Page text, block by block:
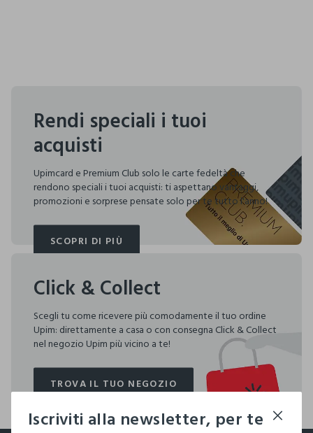
Rendi speciali i tuoi
acquisti
Upimcard e Premium Club solo le carte fedeltà che
rendono speciali i tuoi acquisti: ti aspettano vantaggi,
promozioni e sorprese pensate solo per te tutto l'anno!
SCOPRI DI PIÙ
SCOPRI DI PIÙ
Click & Collect
Scegli tu come ricevere più comodamente il tuo ordine
Upim: direttamente a casa o con consegna Click & Collect
nel negozio Upim più vicino a te!
TROVA IL TUO NEGOZIO
TROVA IL TUO NEGOZIO
Iscriviti alla newsletter, per te